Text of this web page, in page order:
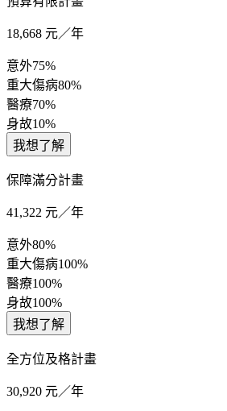
18,668 元／年
意外75%
重大傷病80%
醫療70%
身故10%
我想了解
保障滿分計畫
41,322 元／年
意外80%
重大傷病100%
醫療100%
身故100%
我想了解
全方位及格計畫
30,920 元／年